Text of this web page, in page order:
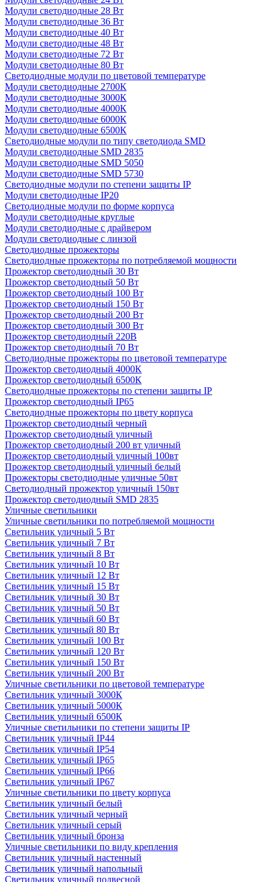
Модули светодиодные 28 Вт
Модули светодиодные 36 Вт
Модули светодиодные 40 Вт
Модули светодиодные 48 Вт
Модули светодиодные 72 Вт
Модули светодиодные 80 Вт
Светодиодные модули по цветовой температуре
Модули светодиодные 2700К
Модули светодиодные 3000К
Модули светодиодные 4000К
Модули светодиодные 6000К
Модули светодиодные 6500К
Светодиодные модули по типу светодиода SMD
Модули светодиодные SMD 2835
Модули светодиодные SMD 5050
Модули светодиодные SMD 5730
Светодиодные модули по степени защиты IP
Модули светодиодные IP20
Светодиодные модули по форме корпуса
Модули светодиодные круглые
Модули светодиодные с драйвером
Модули светодиодные с линзой
Светодиодные прожекторы
Светодиодные прожекторы по потребляемой мощности
Прожектор светодиодный 30 Вт
Прожектор светодиодный 50 Вт
Прожектор светодиодный 100 Вт
Прожектор светодиодный 150 Вт
Прожектор светодиодный 200 Вт
Прожектор светодиодный 300 Вт
Прожектор светодиодный 220В
Прожектор светодиодный 70 Вт
Светодиодные прожекторы по цветовой температуре
Прожектор светодиодный 4000К
Прожектор светодиодный 6500К
Светодиодные прожекторы по степени защиты IP
Прожектор светодиодный IP65
Светодиодные прожекторы по цвету корпуса
Прожектор светодиодный черный
Прожектор светодиодный уличный
Прожектор светодиодный 200 вт уличный
Прожектор светодиодный уличный 100вт
Прожектор светодиодный уличный белый
Прожекторы светодиодные уличные 50вт
Светодиодный прожектор уличный 150вт
Прожектор светодиодный SMD 2835
Уличные светильники
Уличные светильники по потребляемой мощности
Светильник уличный 5 Вт
Светильник уличный 7 Вт
Светильник уличный 8 Вт
Светильник уличный 10 Вт
Светильник уличный 12 Вт
Светильник уличный 15 Вт
Светильник уличный 30 Вт
Светильник уличный 50 Вт
Светильник уличный 60 Вт
Светильник уличный 80 Вт
Светильник уличный 100 Вт
Светильник уличный 120 Вт
Светильник уличный 150 Вт
Светильник уличный 200 Вт
Уличные светильники по цветовой температуре
Cветильник уличный 3000К
Cветильник уличный 5000К
Cветильник уличный 6500К
Уличные светильники по степени защиты IP
Светильник уличный IP44
Светильник уличный IP54
Светильник уличный IP65
Светильник уличный IP66
Светильник уличный IP67
Уличные светильники по цвету корпуса
Светильник уличный белый
Светильник уличный черный
Светильник уличный серый
Светильник уличный бронза
Уличные светильники по виду крепления
Светильник уличный настенный
Светильник уличный напольный
Светильник уличный подвесной